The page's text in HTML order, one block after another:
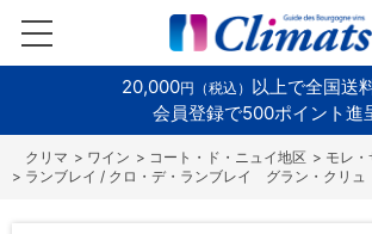
20,000円（税込） 以上で全国送
会員登録で500ポイント進
> ワイン > コート・ド・ニュイ地区 > モレ
> ランブレイ / クロ・デ・ランブレイ グラン・クリュ